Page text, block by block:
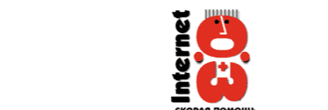
Internet
Скорая помощь